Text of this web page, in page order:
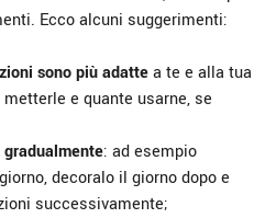
Ecco alcuni suggerimenti:
sono più adattea te e alla tua
e quante usarne, se
: ad esempio
decoralo il giorno dopo e
successivamente;